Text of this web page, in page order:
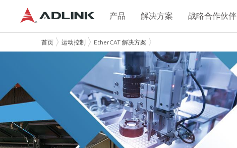
产品 解决方案 战略合作伙伴
首页 运动控制 EtherCAT 解决方案